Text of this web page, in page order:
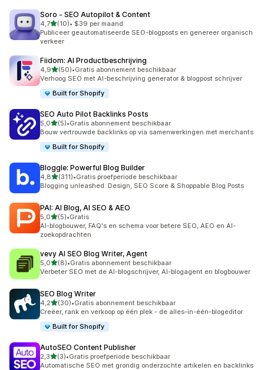
Soro ‑ SEO Autopilot & Content
4,7van 5 sterren
(10)
10 recensies in totaal
• $39 per maand
Publiceer geautomatiseerde SEO-blogposts en genereer organisch
verkeer
Fiidom: AI Productbeschrijving
4,9van 5 sterren
(50)
50 recensies in totaal
•Gratis abonnement beschikbaar
Verhoog SEO met AI-beschrijving generator & blogpost schrijver
Built for Shopify
SEO Auto Pilot Backlinks Posts
5,0van 5 sterren
(5)
5 recensies in totaal
•Gratis abonnement beschikbaar
Bouw vertrouwde backlinks op via samenwerkingen met merchants
Built for Shopify
Bloggle: Powerful Blog Builder
4,8van 5 sterren
(311)
311 recensies in totaal
•Gratis proefperiode beschikbaar
Blogging unleashed: Design, SEO Score & Shoppable Blog Posts
PAI: AI Blog, AI SEO & AEO
5,0van 5 sterren
(5)
5 recensies in totaal
•Gratis
AI-blogbouwer, FAQ's en schema voor betere SEO, AEO en AI-
zoekopdrachten
vevy AI SEO Blog Writer, Agent
5,0van 5 sterren
(8)
8 recensies in totaal
•Gratis abonnement beschikbaar
Verbeter SEO met de AI-blogschrijver, AI-blogagent en blogbouwer
SEO Blog Writer
4,2van 5 sterren
(30)
30 recensies in totaal
•Gratis abonnement beschikbaar
Creëer, rank en verkoop op één plek - de alles-in-één-blogeditor
Built for Shopify
AutoSEO Content Publisher
2,3van 5 sterren
(3)
3 recensies in totaal
•Gratis proefperiode beschikbaar
Automatische SEO met grondig onderzochte artikelen en backlinks